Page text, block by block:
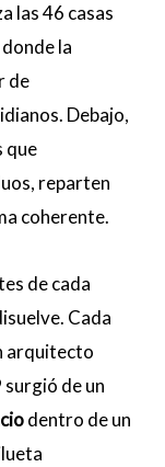
las 46 casas
la
de
Debajo,
que
reparten
coherente.
de cada
Cada
arquitecto
de un
dentro de un